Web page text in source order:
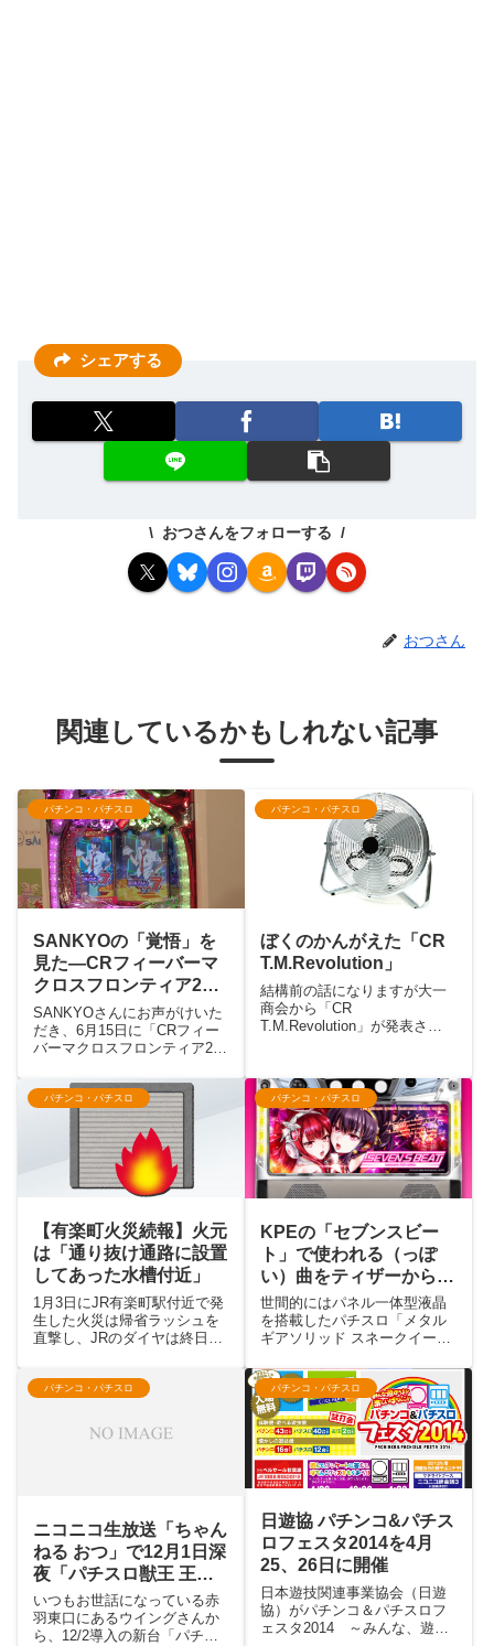
シェアする
おつさんをフォローする
おつさん
関連しているかもしれない記事
パチンコ・パチスロ
SANKYOの「覚悟」を
見た―CRフィーバーマ
クロスフロンティア2展
示会レポ
SANKYOさんにお声がけいた
だき、6月15日に「CRフィー
バーマクロスフロンティア2」
ました。発表当日は大勢のメ
ディアだけでなく、パチン
コ・パチスロのブログをやっ
ているブロガーの方々も大勢
参加しました。なんでもS...
パチンコ・パチスロ
ぼくのかんがえた「CR
T.M.Revolution」
結構前の話になりますが大一
商会から「CR
T.M.Revolution」が発表され
種に限らず新機種は検定通過
の情報が流れた段階でどんな
台になるのか妄想をふくらま
せるのが色々と楽しかったり
し...
パチンコ・パチスロ
【有楽町火災続報】火元
は「通り抜け通路に設置
してあった水槽付近」
1月3日にJR有楽町駅付近で発
生した火災は帰省ラッシュを
直撃し、JRのダイヤは終日大
れ、徐々にその火元が明らか
ントリーでは「ゲームセンタ
ー」と書きましたが、ど...
パチンコ・パチスロ
KPEの「セブンスビー
ト」で使われる（っぽ
い）曲をティザーからま
とめてみた
世間的にはパネル一体型液晶
を搭載したパチスロ「メタル
ギアソリッド スネークイータ
うですが、個人的には同日テ
ィザームービーが公開された
「セブンスビート」の方が気
になります。※ 公式サイトが
更新されて隠し曲以外の63
曲...
パチンコ・パチスロ
ニコニコ生放送「ちゃん
ねる おつ」で12月1日深
夜「パチスロ獣王 王者
の帰還」を配信します
いつもお世話になっている赤
羽東口にあるウイングさんか
ら、12/2導入の新台「パチス
パチンコ・パチスロ
日遊協 パチンコ&パチス
ロフェスタ2014を4月
25、26日に開催
日本遊技関連事業協会（日遊
協）がパチンコ＆パチスロフ
ェスタ2014 ～みんな、遊ぼ